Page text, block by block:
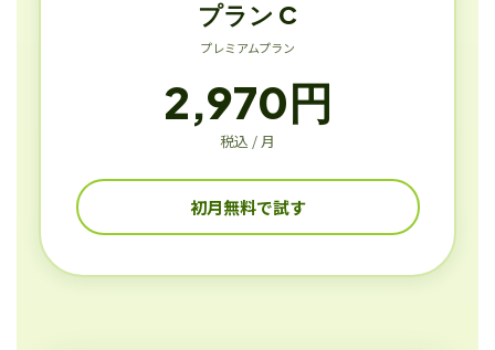
プラン C
プレミアムプラン
2,970円
税込 / 月
初月無料で試す